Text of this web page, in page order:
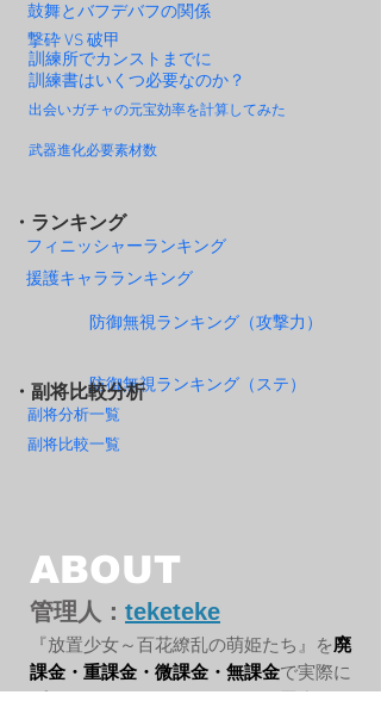
鼓舞とバフデバフの関係
訓練所でカンストまでに
訓練書はいくつ必要なのか？
出会いガチャの元宝効率を計算してみた
武器進化必要素材数
撃砕 VS 破甲
・ランキング
フィニッシャーランキング
援護キャラランキング
防御無視ランキング（攻撃力）
防御無視ランキング（ステ）
・副将比較分析
副将分析一覧
副将比較一覧
ABOUT
管理人： teketeke
『放置少女～百花繚乱の萌姫たち』を廃
課金・重課金・微課金・無課金で実際に